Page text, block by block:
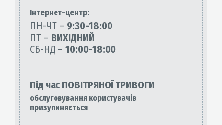
Інтернет-центр:
ПН-ЧТ – 9:30-18:00
ПТ – ВИХІДНИЙ
СБ-НД – 10:00-18:00
Під час ПОВІТРЯНОЇ ТРИВОГИ
обслуговування користувачів
призупиняється